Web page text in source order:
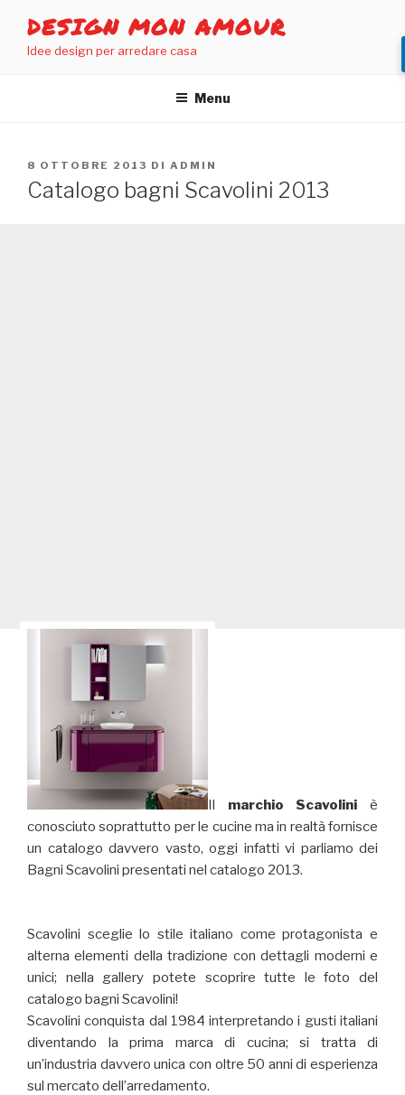
contenuto
DESIGN MON AMOUR
Idee design per arredare casa
Menu
PUBBLICATO
IL
8 OTTOBRE 2013 DI ADMIN
Catalogo bagni Scavolini 2013
Il marchio Scavolini è
conosciuto soprattutto per le cucine ma in realtà fornisce
un catalogo davvero vasto, oggi infatti vi parliamo dei
Bagni Scavolini presentati nel catalogo 2013.
Scavolini sceglie lo stile italiano come protagonista e
alterna elementi della tradizione con dettagli moderni e
unici; nella gallery potete scoprire tutte le foto del
catalogo bagni Scavolini!
Scavolini conquista dal 1984 interpretando i gusti italiani
diventando la prima marca di cucina; si tratta di
un’industria davvero unica con oltre 50 anni di esperienza
sul mercato dell’arredamento.